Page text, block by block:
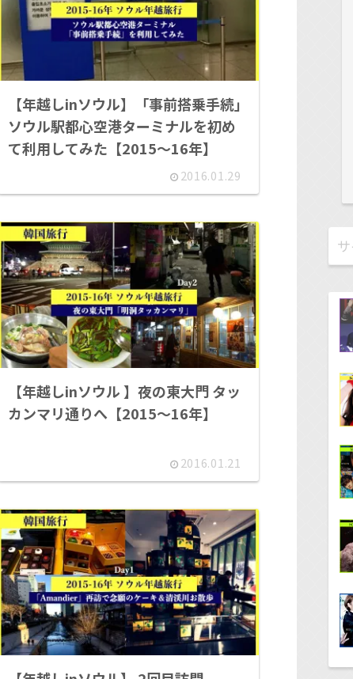
【年越しinソウル】「事前搭乗手続」
ソウル駅都心空港ターミナルを初め
て利用してみた【2015～16年】
2016.01.29
【年越しinソウル 】夜の東大門 タッ
カンマリ通りへ【2015～16年】
2016.01.21